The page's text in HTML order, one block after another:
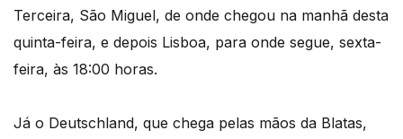
Terceira, São Miguel, de onde chegou na manhã desta
quinta-feira, e depois Lisboa, para onde segue, sexta-
feira, às 18:00 horas.
Já o Deutschland, que chega pelas mãos da Blatas,